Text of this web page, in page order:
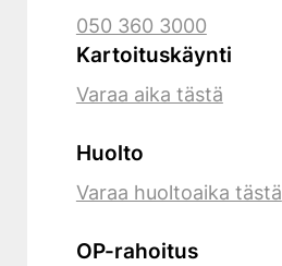
050 360 3000
Kartoituskäynti
Varaa aika tästä
Huolto
Varaa huoltoaika tästä
OP-rahoitus